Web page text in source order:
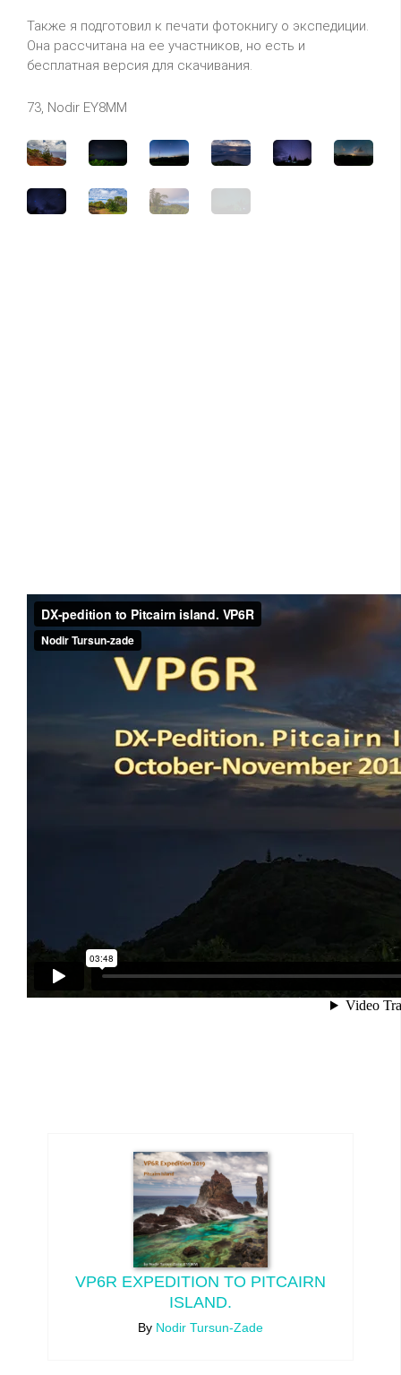
Также я подготовил к печати фотокнигу о экспедиции.
Она рассчитана на ее участников, но есть и
бесплатная версия для скачивания.
73, Nodir EY8MM
VP6R EXPEDITION TO PITCAIRN
ISLAND.
By Nodir Tursun-Zade